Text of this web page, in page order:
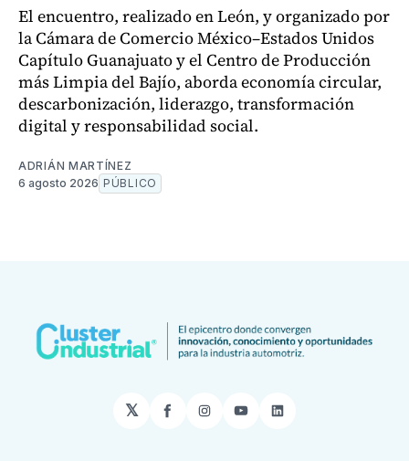
El encuentro, realizado en León, y organizado por
la Cámara de Comercio México–Estados Unidos
Capítulo Guanajuato y el Centro de Producción
más Limpia del Bajío, aborda economía circular,
descarbonización, liderazgo, transformación
digital y responsabilidad social.
ADRIÁN MARTÍNEZ
6 agosto 2026 PÚBLICO
𝕏 Facebook
Instagram
YouTubeLinkedIn